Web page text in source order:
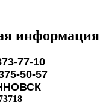
содержанию
информация
77-10
50-57